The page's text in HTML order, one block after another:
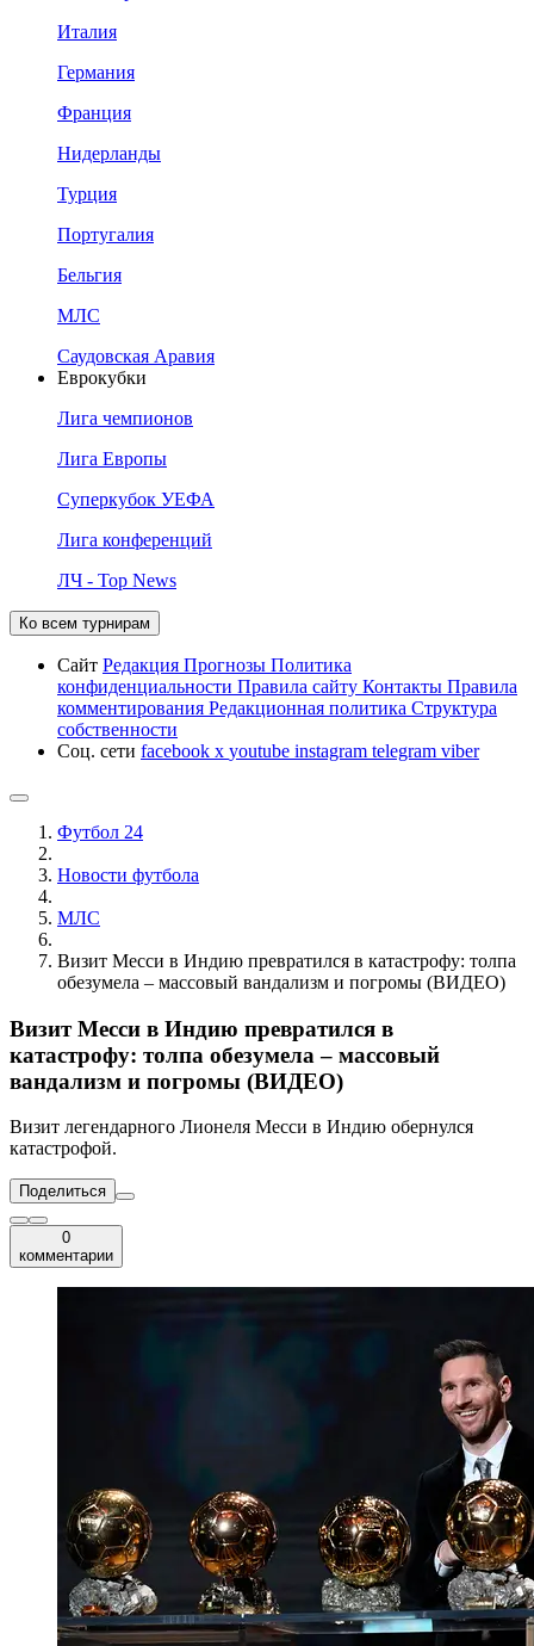
Италия
Германия
Франция
Нидерланды
Турция
Португалия
Бельгия
МЛС
Саудовская Аравия
Еврокубки
Лига чемпионов
Лига Европы
Суперкубок УЕФА
Лига конференций
ЛЧ - Top News
Ко всем турнирам
Сайт Редакция Прогнозы Политика
конфиденциальности Правила сайту Контакты Правила
комментирования Редакционная политика Структура
собственности
Соц. сети facebook x youtube instagram telegram viber
Футбол 24
Новости футбола
МЛС
Визит Месси в Индию превратился в катастрофу: толпа
обезумела – массовый вандализм и погромы (ВИДЕО)
Визит Месси в Индию превратился в
катастрофу: толпа обезумела – массовый
вандализм и погромы (ВИДЕО)
Визит легендарного Лионеля Месси в Индию обернулся
катастрофой.
Поделиться
0
комментарии